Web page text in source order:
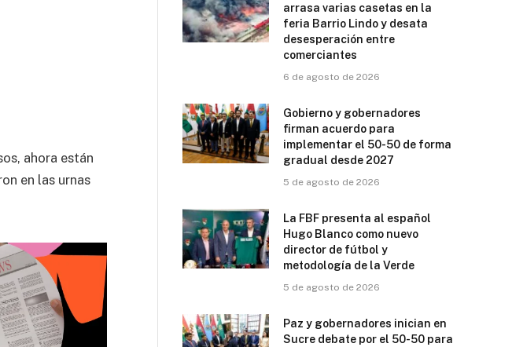
ahora están
en las urnas
arrasa varias casetas en la
feria Barrio Lindo y desata
desesperación entre
comerciantes
6 de agosto de 2026
Gobierno y gobernadores
firman acuerdo para
implementar el 50-50 de forma
gradual desde 2027
5 de agosto de 2026
La FBF presenta al español
Hugo Blanco como nuevo
director de fútbol y
metodología de la Verde
5 de agosto de 2026
Paz y gobernadores inician en
Sucre debate por el 50-50 para